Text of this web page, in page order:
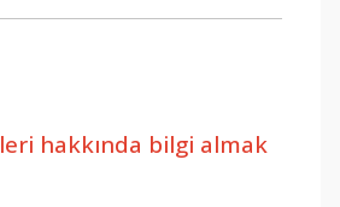
hakkında bilgi almak